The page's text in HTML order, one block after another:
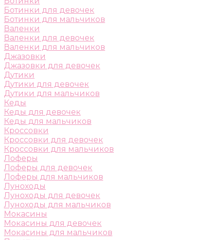
Ботинки для девочек
Ботинки для мальчиков
Валенки
Валенки для девочек
Валенки для мальчиков
Джазовки
Джазовки для девочек
Дутики
Дутики для девочек
Дутики для мальчиков
Кеды
Кеды для девочек
Кеды для мальчиков
Кроссовки
Кроссовки для девочек
Кроссовки для мальчиков
Лоферы
Лоферы для девочек
Лоферы для мальчиков
Луноходы
Луноходы для девочек
Луноходы для мальчиков
Мокасины
Мокасины для девочек
Мокасины для мальчиков